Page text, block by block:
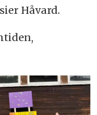
Håvard.